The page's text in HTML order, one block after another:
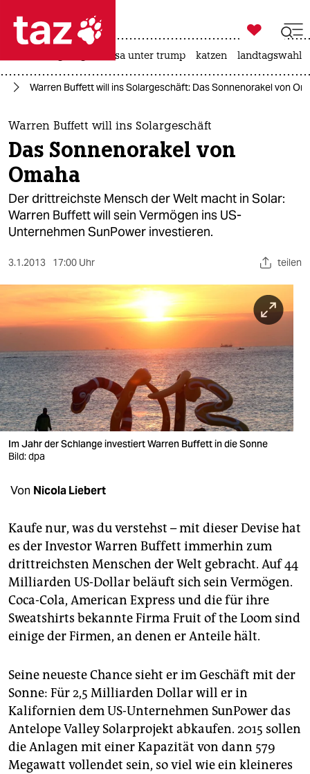
 taz zahl ich
taz zahl ich
themen
politik
öko
gesellschaft
sport
wahrheit
verlag
verlag
veranstaltungen
shop
unterstützen
abo
genossenschaft
epaper login

taz zahl ich
usa unter trump katzen landtagswahl
Warren Buffett will ins Solargeschäft: Das Sonnenorakel von
Warren Buffett will ins Solargeschäft
Das Sonnenorakel von
Omaha
Der drittreichste Mensch der Welt macht in Solar:
Warren Buffett will sein Vermögen ins US-
Unternehmen SunPower investieren.
3.1.2013 17:00 Uhr teilen
Im Jahr der Schlange investiert Warren Buffett in die Sonne
Bild: dpa
Von Nicola Liebert
Kaufe nur, was du verstehst – mit dieser Devise hat
es der Investor Warren Buffett immerhin zum
drittreichsten Menschen der Welt gebracht. Auf 44
Milliarden US-Dollar beläuft sich sein Vermögen.
Coca-Cola, American Express und die für ihre
Sweatshirts bekannte Firma Fruit of the Loom sind
einige der Firmen, an denen er Anteile hält.
Seine neueste Chance sieht er im Geschäft mit der
Sonne: Für 2,5 Milliarden Dollar will er in
Kalifornien dem US-Unternehmen SunPower das
Antelope Valley Solarprojekt abkaufen. 2015 sollen
die Anlagen mit einer Kapazität von dann 579
Megawatt vollendet sein, so viel wie ein kleineres